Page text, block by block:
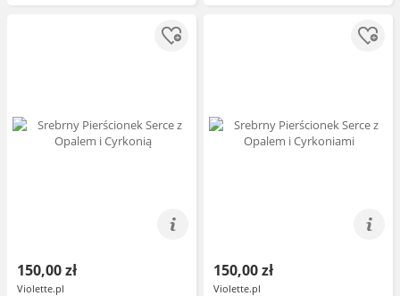
150,00 zł
Violette.pl
150,00 zł
Violette.pl